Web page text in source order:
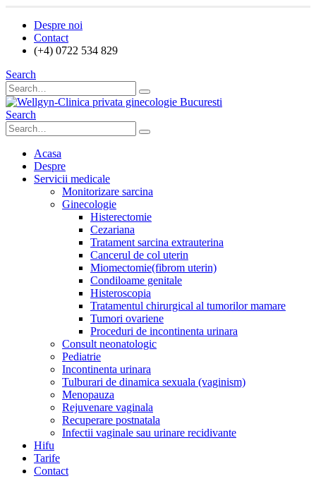
Despre noi
Contact
(+4) 0722 534 829
Search
Search
Acasa
Despre
Servicii medicale
Monitorizare sarcina
Ginecologie
Histerectomie
Cezariana
Tratament sarcina extrauterina
Cancerul de col uterin
Miomectomie(fibrom uterin)
Condiloame genitale
Histeroscopia
Tratamentul chirurgical al tumorilor mamare
Tumori ovariene
Proceduri de incontinenta urinara
Consult neonatologic
Pediatrie
Incontinenta urinara
Tulburari de dinamica sexuala (vaginism)
Menopauza
Rejuvenare vaginala
Recuperare postnatala
Infectii vaginale sau urinare recidivante
Hifu
Tarife
Contact